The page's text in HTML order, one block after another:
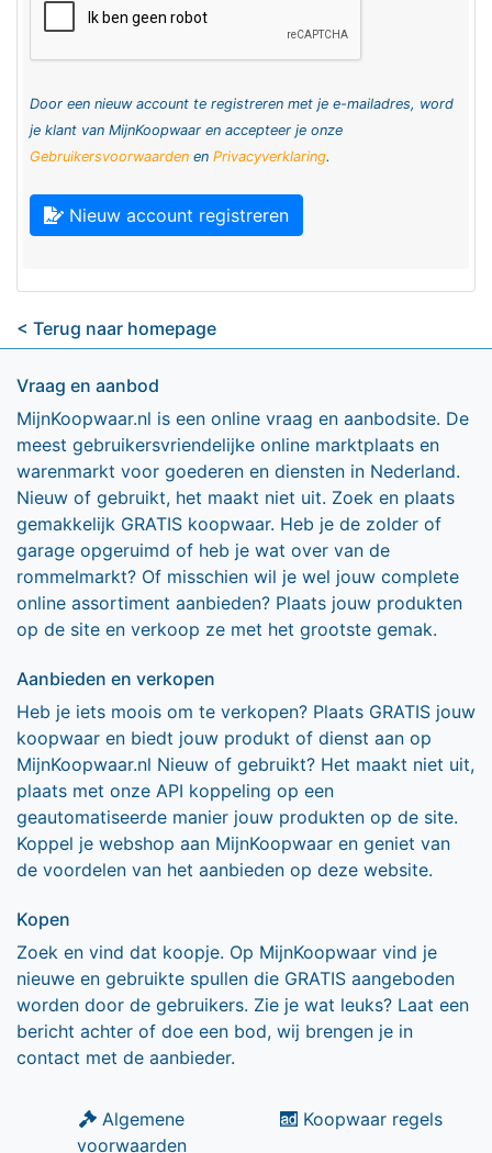
Door een nieuw account te registreren met je e-mailadres, word
je klant van MijnKoopwaar en accepteer je onze
Gebruikersvoorwaarden en Privacyverklaring.
Nieuw account registreren
< Terug naar homepage
Vraag en aanbod
MijnKoopwaar.nl is een online vraag en aanbodsite. De
meest gebruikersvriendelijke online marktplaats en
warenmarkt voor goederen en diensten in Nederland.
Nieuw of gebruikt, het maakt niet uit. Zoek en plaats
gemakkelijk GRATIS koopwaar. Heb je de zolder of
garage opgeruimd of heb je wat over van de
rommelmarkt? Of misschien wil je wel jouw complete
online assortiment aanbieden? Plaats jouw produkten
op de site en verkoop ze met het grootste gemak.
Aanbieden en verkopen
Heb je iets moois om te verkopen? Plaats GRATIS jouw
koopwaar en biedt jouw produkt of dienst aan op
MijnKoopwaar.nl Nieuw of gebruikt? Het maakt niet uit,
plaats met onze API koppeling op een
geautomatiseerde manier jouw produkten op de site.
Koppel je webshop aan MijnKoopwaar en geniet van
de voordelen van het aanbieden op deze website.
Kopen
Zoek en vind dat koopje. Op MijnKoopwaar vind je
nieuwe en gebruikte spullen die GRATIS aangeboden
worden door de gebruikers. Zie je wat leuks? Laat een
bericht achter of doe een bod, wij brengen je in
contact met de aanbieder.
Algemene
voorwaarden
Koopwaar regels